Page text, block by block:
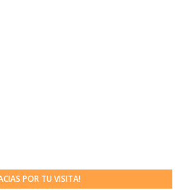
POR TU VISITA!